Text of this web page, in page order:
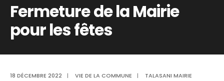
Fermeture de la Mairie
pour les fêtes
18 DÉCEMBRE 2022 | VIE DE LA COMMUNE | TALASANI MAIRIE